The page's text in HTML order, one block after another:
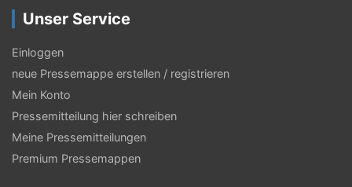
g
s
-
N
a
v
Unser Service
Einloggen
neue Pressemappe erstellen / registrieren
Mein Konto
Pressemitteilung hier schreiben
Meine Pressemitteilungen
Premium Pressemappen